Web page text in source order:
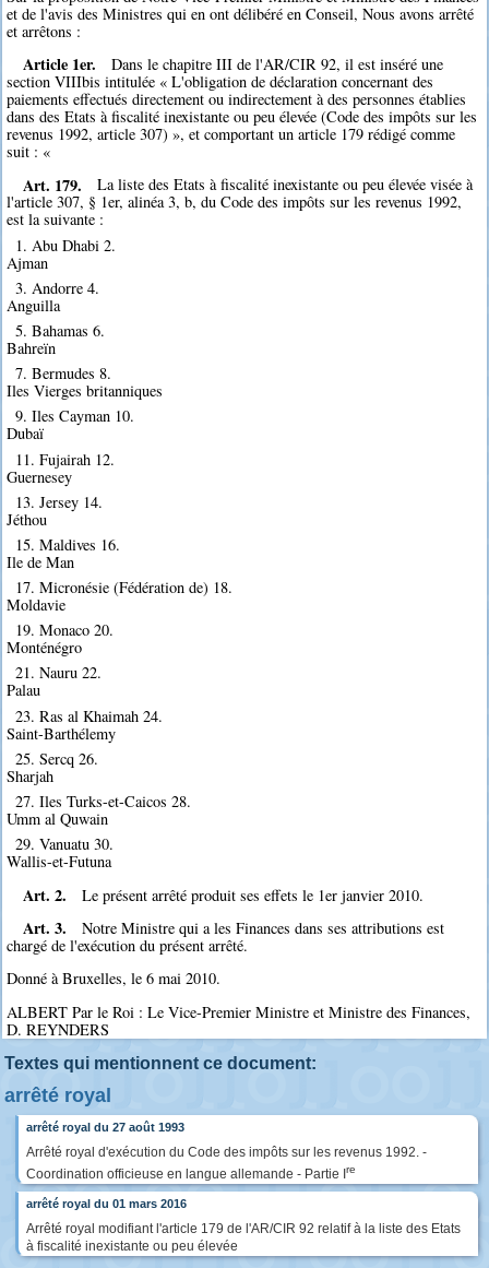
et de l'avis des Ministres qui en ont délibéré en Conseil, Nous avons arrêté
et arrêtons :
Article 1er.
Dans le chapitre III de l'AR/CIR 92, il est inséré une
section VIIIbis intitulée « L'obligation de déclaration concernant des
paiements effectués directement ou indirectement à des personnes établies
dans des Etats à fiscalité inexistante ou peu élevée (Code des impôts sur les
revenus 1992, article 307) », et comportant un article 179 rédigé comme
suit : «
Art. 179.
La liste des Etats à fiscalité inexistante ou peu élevée visée à
l'article 307, § 1er, alinéa 3, b, du Code des impôts sur les revenus 1992,
est la suivante :
1. Abu Dhabi 2.
Ajman
3. Andorre 4.
Anguilla
5. Bahamas 6.
Bahreïn
7. Bermudes 8.
Iles Vierges britanniques
9. Iles Cayman 10.
Dubaï
11. Fujairah 12.
Guernesey
13. Jersey 14.
Jéthou
15. Maldives 16.
Ile de Man
17. Micronésie (Fédération de) 18.
Moldavie
19. Monaco 20.
Monténégro
21. Nauru 22.
Palau
23. Ras al Khaimah 24.
Saint-Barthélemy
25. Sercq 26.
Sharjah
27. Iles Turks-et-Caicos 28.
Umm al Quwain
29. Vanuatu 30.
Wallis-et-Futuna
Art. 2. Le présent arrêté produit ses effets le 1er janvier 2010.
Art. 3.
Notre Ministre qui a les Finances dans ses attributions est
chargé de l'exécution du présent arrêté.
Donné à Bruxelles, le 6 mai 2010.
ALBERT Par le Roi : Le Vice-Premier Ministre et Ministre des Finances,
D. REYNDERS
Textes qui mentionnent ce document:
arrêté royal
arrêté royal du 27 août 1993
Arrêté royal d'exécution du Code des impôts sur les revenus 1992. -
Coordination officieuse en langue allemande - Partie I
re
arrêté royal du 01 mars 2016
Arrêté royal modifiant l'article 179 de l'AR/CIR 92 relatif à la liste des Etats
à fiscalité inexistante ou peu élevée